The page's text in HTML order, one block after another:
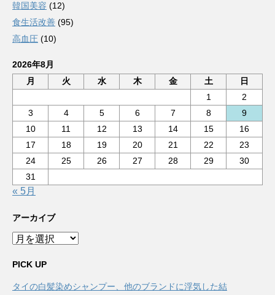
韓国美容 (12)
食生活改善 (95)
高血圧 (10)
2026年8月
月
火 水 木 金 土
日
1
2
3
4 5 6 7 8
9
10
11 12 13 14 15
16
17
18 19 20 21 22
23
24
25 26 27 28 29
30
31
« 5月
アーカイブ
ア
カ
ブ
PICK UP
タイの白髪染めシャンプー、他のブランドに浮気した結